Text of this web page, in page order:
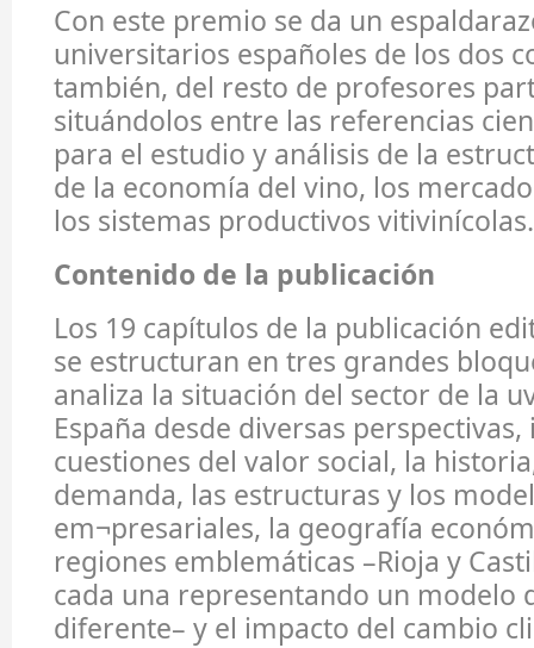
Con este premio se da un
universitarios españoles de los dos
también, del resto de profesores
situándolos entre las referencias
para el estudio y análisis de la
de la economía del vino, los
los sistemas productivos vitivinícolas.
Contenido de la publicación
Los 19 capítulos de la publicación
se estructuran en tres grandes
analiza la situación del sector de la
España desde diversas
cuestiones del valor social, la
demanda, las estructuras y los
em¬presariales, la geografía
regiones emblemáticas –Rioja y
cada una representando un modelo
diferente– y el impacto del cambio